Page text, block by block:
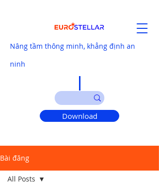
Nâng tầm thông minh, khẳng định an
ninh
Download
Bài đăng
All Posts